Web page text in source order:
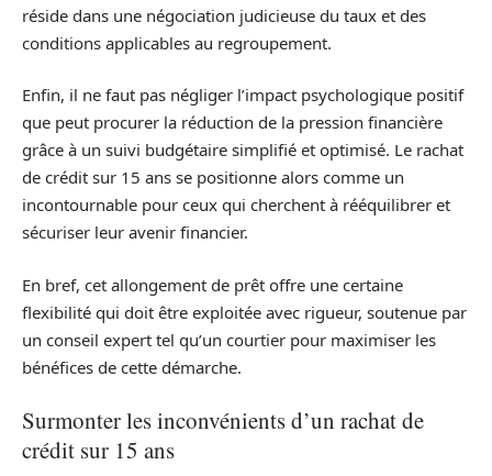
réside dans une négociation judicieuse du taux et des
conditions applicables au regroupement.
Enfin, il ne faut pas négliger l’impact psychologique positif
que peut procurer la réduction de la pression financière
grâce à un suivi budgétaire simplifié et optimisé. Le rachat
de crédit sur 15 ans se positionne alors comme un
incontournable pour ceux qui cherchent à rééquilibrer et
sécuriser leur avenir financier.
En bref, cet allongement de prêt offre une certaine
flexibilité qui doit être exploitée avec rigueur, soutenue par
un conseil expert tel qu’un courtier pour maximiser les
bénéfices de cette démarche.
Surmonter les inconvénients d’un rachat de
crédit sur 15 ans